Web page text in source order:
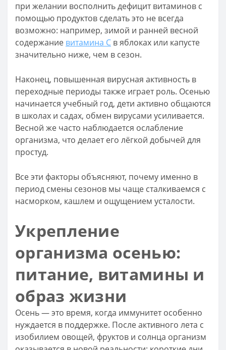
при желании восполнить дефицит витаминов с
помощью продуктов сделать это не всегда
возможно: например, зимой и ранней весной
содержание витамина С в яблоках или капусте
значительно ниже, чем в сезон.
Наконец, повышенная вирусная активность в
переходные периоды также играет роль. Осенью
начинается учебный год, дети активно общаются
в школах и садах, обмен вирусами усиливается.
Весной же часто наблюдается ослабление
организма, что делает его лёгкой добычей для
простуд.
Все эти факторы объясняют, почему именно в
период смены сезонов мы чаще сталкиваемся с
насморком, кашлем и ощущением усталости.
Укрепление
организма осенью:
питание, витамины и
образ жизни
Осень — это время, когда иммунитет особенно
нуждается в поддержке. После активного лета с
изобилием овощей, фруктов и солнца организм